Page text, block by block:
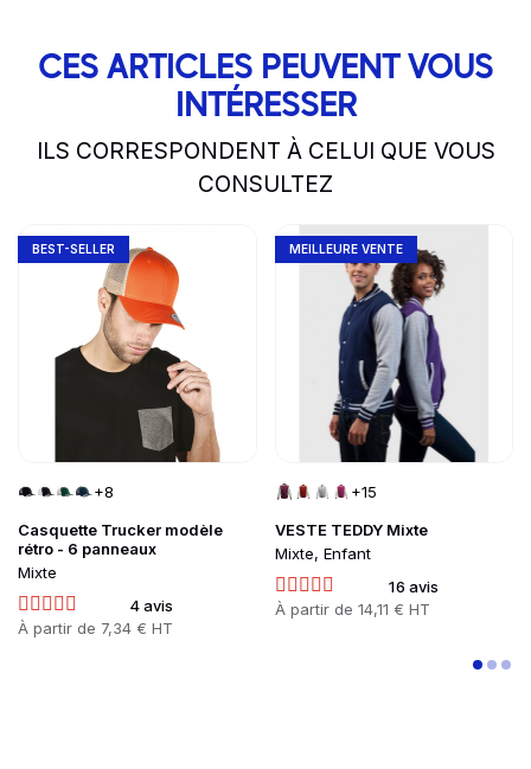
CES ARTICLES PEUVENT VOUS
INTÉRESSER
ILS CORRESPONDENT À CELUI QUE VOUS
CONSULTEZ
slide1 to 2of 5
Casquette Trucker modèle
rétro - 6 panneaux
Mixte
4 avis
Prix
À partir de 7,34 € HT
BEST-SELLER
+8
Go to product page
VESTE TEDDY Mixte
Mixte, Enfant
16 avis
Prix
À partir de 14,11 € HT
MEILLEURE VENTE
+15
Go to product page